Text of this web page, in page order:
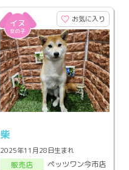
お気に入り
柴
2025年11月28日生まれ
販売店
ペッツワン今市店